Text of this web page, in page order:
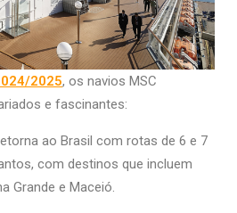
2025, os navios MSC
e fascinantes:
ao Brasil com rotas de 6 e 7
com destinos que incluem
Grande e Maceió.